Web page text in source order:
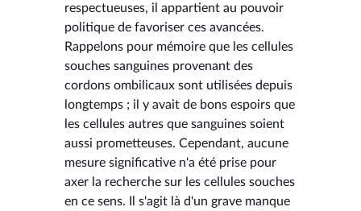
respectueuses, il appartient au pouvoir
politique de favoriser ces avancées.
Rappelons pour mémoire que les cellules
souches sanguines provenant des
cordons ombilicaux sont utilisées depuis
longtemps ; il y avait de bons espoirs que
les cellules autres que sanguines soient
aussi prometteuses. Cependant, aucune
mesure significative n'a été prise pour
axer la recherche sur les cellules souches
en ce sens. Il s'agit là d'un grave manque